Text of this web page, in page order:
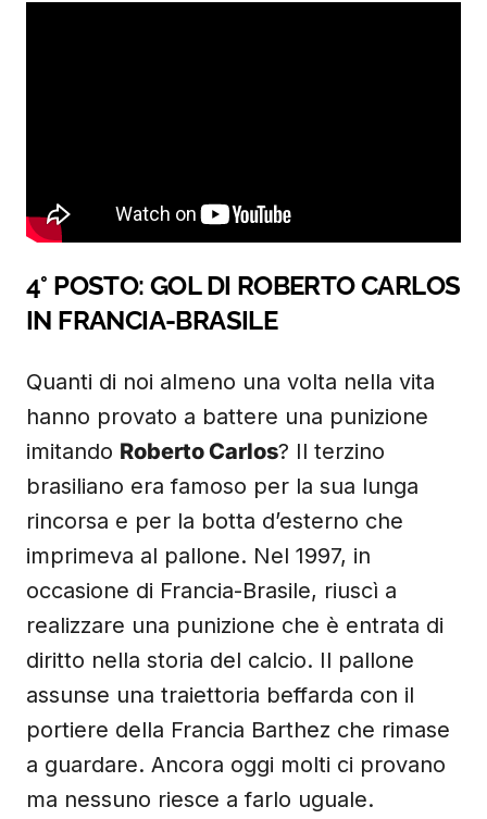
4° POSTO: GOL DI ROBERTO CARLOS
IN FRANCIA-BRASILE
Quanti di noi almeno una volta nella vita
hanno provato a battere una punizione
imitando Roberto Carlos? Il terzino
brasiliano era famoso per la sua lunga
rincorsa e per la botta d’esterno che
imprimeva al pallone. Nel 1997, in
occasione di Francia-Brasile, riuscì a
realizzare una punizione che è entrata di
diritto nella storia del calcio. Il pallone
assunse una traiettoria beffarda con il
portiere della Francia Barthez che rimase
a guardare. Ancora oggi molti ci provano
ma nessuno riesce a farlo uguale.